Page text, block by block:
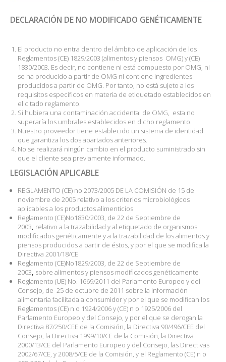
DECLARACIÓN DE NO MODIFICADO GENÉTICAMENTE
El producto no entra dentro del ámbito de aplicación de los
Reglamentos (CE) 1829/2003 (alimentos y piensos OMG) y (CE)
1830/2003. Es decir, no contiene ni está compuesto por OMG, ni
se ha producido a partir de OMG ni contiene ingredientes
producidos a partir de OMG. Por tanto, no está sujeto a los
requisitos específicos en materia de etiquetado establecidos en
el citado reglamento.
Si hubiera una contaminación accidental de OMG, esta no
superaría los umbrales establecidos en dicho reglamento.
Nuestro proveedor tiene establecido un sistema de identidad
que garantiza los dos apartados anteriores.
No se realizará ningún cambio en el producto suministrado sin
que el cliente sea previamente informado.
LEGISLACIÓN APLICABLE
REGLAMENTO (CE) no 2073/2005 DE LA COMISIÓN de 15 de
noviembre de 2005 relativo a los criterios microbiológicos
aplicables a los productos alimenticios
Reglamento (CE)No1830/2003, de 22 de Septiembre de
2003, relativo a la trazabilidad y al etiquetado de organismos
modificados genéticamente y a la trazabilidad de los alimentos y
piensos producidos a partir de éstos, y por el que se modifica la
Directiva 2001/18/CE
Reglamento (CE)No1829/2003, de 22 de Septiembre de
2003, sobre alimentos y piensos modificados genéticamente
Reglamento (UE) No. 1669/2011 del Parlamento Europeo y del
Consejo, de 25 de octubre de 2011 sobre la información
alimentaria facilitada alconsumidor y por el que se modifican los
Reglamentos (CE) n o 1924/2006 y (CE) n o 1925/2006 del
Parlamento Europeo y del Consejo, y por el que se derogan la
Directiva 87/250/CEE de la Comisión, la Directiva 90/496/CEE del
Consejo, la Directiva 1999/10/CE de la Comisión, la Directiva
2000/13/CE del Parlamento Europeo y del Consejo, las Directivas
2002/67/CE, y 2008/5/CE de la Comisión, y el Reglamento (CE) n o